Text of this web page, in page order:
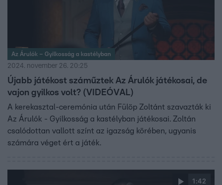
Az Árulók – Gyilkosság a kastélyban
2024. november 26. 20:25
Újabb játékost száműztek Az Árulók játékosai, de
vajon gyilkos volt? (VIDEÓVAL)
A kerekasztal-ceremónia után Fülöp Zoltánt szavazták ki
Az Árulók - Gyilkosság a kastélyban játékosai. Zoltán
csalódottan vallott színt az igazság körében, ugyanis
számára véget ért a játék.
1:42